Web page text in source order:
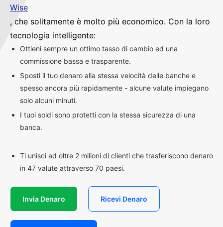
Wise
, che solitamente è molto più economico. Con la loro
tecnologia intelligente:
Ottieni sempre un ottimo tasso di cambio ed una
commissione bassa e trasparente.
Sposti il tuo denaro alla stessa velocità delle banche e
spesso ancora più rapidamente - alcune valute impiegano
solo alcuni minuti.
I tuoi soldi sono protetti con la stessa sicurezza di una
banca.
Ti unisci ad oltre 2 milioni di clienti che trasferiscono denaro
in 47 valute attraverso 70 paesi.
Invia Denaro Ricevi Denaro